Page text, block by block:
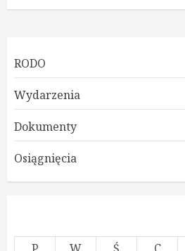
RODO
Wydarzenia
Dokumenty
Osiągnięcia